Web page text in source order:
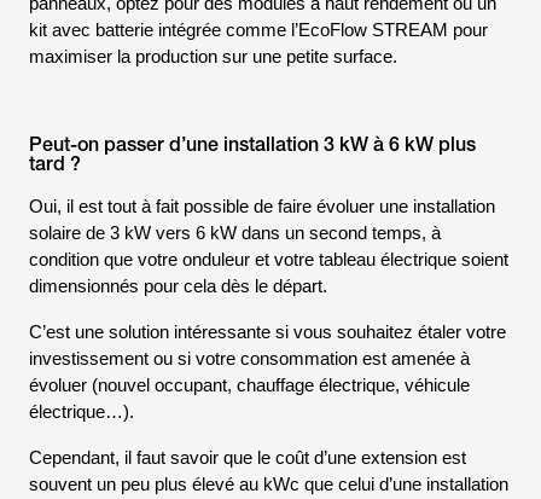
kit avec batterie intégrée comme l’EcoFlow STREAM pour
maximiser la production sur une petite surface.
Peut-on passer d’une installation 3 kW à 6 kW plus
tard ?
Oui, il est tout à fait possible de faire évoluer une installation
solaire de 3 kW vers 6 kW dans un second temps, à
condition que votre onduleur et votre tableau électrique soient
dimensionnés pour cela dès le départ.
C’est une solution intéressante si vous souhaitez étaler votre
investissement ou si votre consommation est amenée à
évoluer (nouvel occupant, chauffage électrique, véhicule
électrique…).
Cependant, il faut savoir que le coût d’une extension est
souvent un peu plus élevé au kWc que celui d’une installation